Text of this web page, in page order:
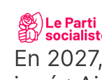
contenu
En